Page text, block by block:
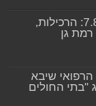
פותחים סופ"ש 7.8.2026: הרכילות,
גן
הרפואי שיבא
"בתי החולים